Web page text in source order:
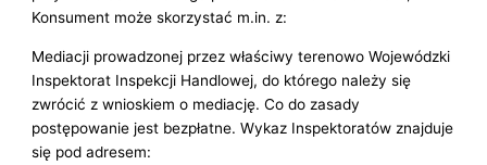
Konsument może skorzystać m.in. z:
Mediacji prowadzonej przez właściwy terenowo Wojewódzki
Inspektorat Inspekcji Handlowej, do którego należy się
zwrócić z wnioskiem o mediację. Co do zasady
postępowanie jest bezpłatne. Wykaz Inspektoratów znajduje
się pod adresem: